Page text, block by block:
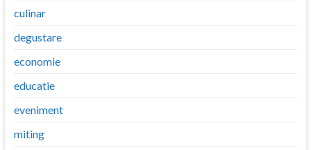
culinar
degustare
economie
educatie
eveniment
miting